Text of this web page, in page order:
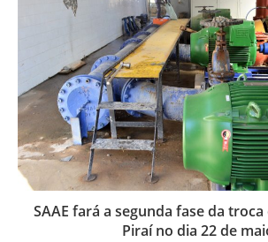
SAAE fará a segunda fase da
Piraí no dia 22 de